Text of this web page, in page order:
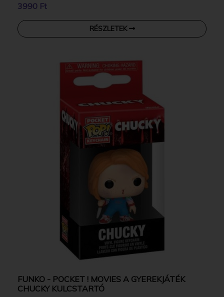
3990 Ft
RÉSZLETEK
FUNKO - POCKET ! MOVIES A GYEREKJÁTÉK
CHUCKY KULCSTARTÓ